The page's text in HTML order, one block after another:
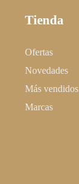
Tienda
Ofertas
Novedades
Más vendidos
Marcas